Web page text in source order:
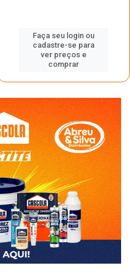
Faça seu login ou
cadastre-se para
ver preços e
comprar